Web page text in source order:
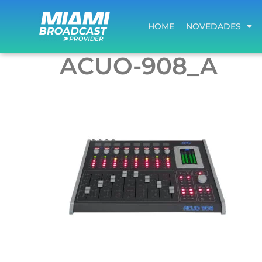
HOME NOVEDADES
HOME NOVEDADES
ACUO-908_A